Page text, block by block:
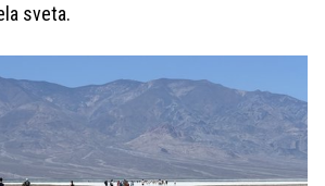
sveta.